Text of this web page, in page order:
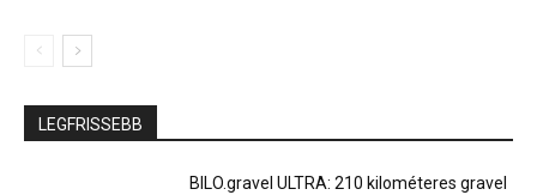
LEGFRISSEBB
BILO.gravel ULTRA: 210 kilométeres gravel